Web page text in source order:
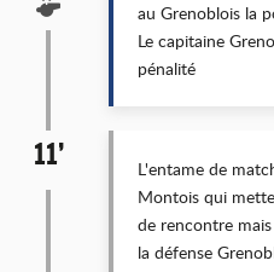
au Grenoblois la
Le capitaine
pénalité
11’
L'entame de
Montois qui
de rencontre
la défense